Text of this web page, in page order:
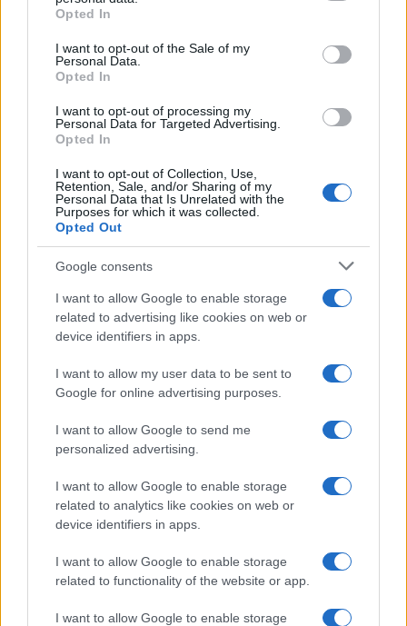
grant or deny consent to Google and its third-party tags to
use your data for below specified purposes in below Google
consent section.
Opted In
I want to opt-out of the Sale of my
Personal Data.
Opted In
I want to opt-out of processing my
Personal Data for Targeted Advertising.
Opted In
I want to opt-out of Collection, Use,
Retention, Sale, and/or Sharing of my
Personal Data that Is Unrelated with the
Purposes for which it was collected.
Opted Out
Google consents
I want to allow Google to enable storage
related to advertising like cookies on web or
device identifiers in apps.
I want to allow my user data to be sent to
Google for online advertising purposes.
I want to allow Google to send me
personalized advertising.
I want to allow Google to enable storage
related to analytics like cookies on web or
device identifiers in apps.
I want to allow Google to enable storage
related to functionality of the website or app.
I want to allow Google to enable storage
Continua a leggere
LIFESTYLE
Copenhagen Fashion Week SS27: le novità che stanno
rivoluzionando la moda
Cristian Castiglioni · 8 Ago 2026